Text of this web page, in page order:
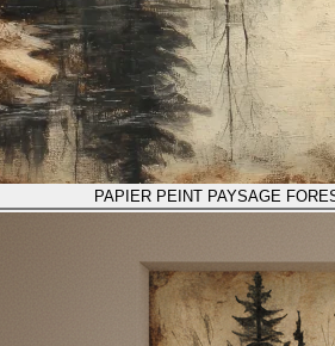
PAPIER PEINT PAYSAGE